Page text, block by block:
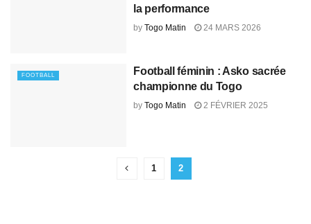
la performance
by Togo Matin 24 MARS 2026
FOOTBALL
Football féminin : Asko sacrée
championne du Togo
by Togo Matin 2 FÉVRIER 2025
1 2